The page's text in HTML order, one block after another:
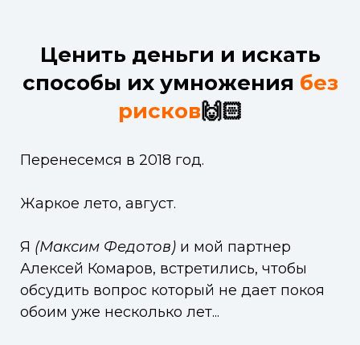
Ценить деньги и искать
способы их умножения без
рисков🙌🏻
Перенесемся в 2018 год.
Жаркое лето, август.
Я (Максим Федотов) и мой партнер
Алексей Комаров, встретились, чтобы
обсудить вопрос который не дает покоя
обоим уже несколько лет...